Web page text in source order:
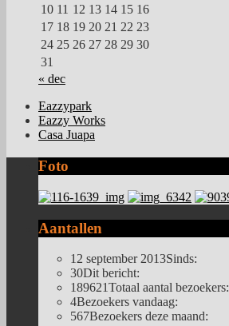
10 11 12 13 14 15 16
17 18 19 20 21 22 23
24 25 26 27 28 29 30
31
« dec
Eazzypark
Eazzy Works
Casa Juapa
Foto
Aantallen
12 september 2013Sinds:
30Dit bericht:
189621Totaal aantal bezoekers:
4Bezoekers vandaag:
567Bezoekers deze maand: